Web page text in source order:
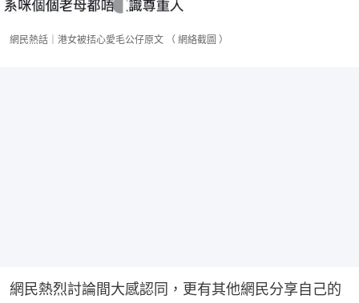
網民熱話｜港女被㧵心愛毛公仔原文 （ 網絡截圖 ）
網民熱烈討論間大感認同，更有其他網民分享自己的